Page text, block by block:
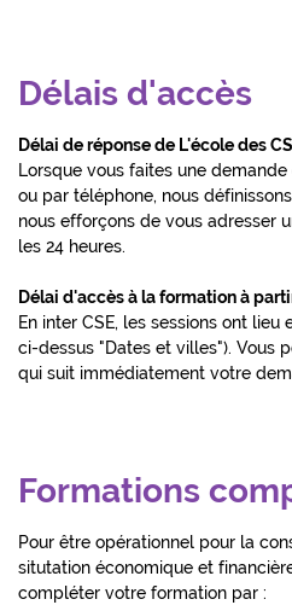
Délais d'accès
Délai de réponse de L'école des
Lorsque vous faites une
ou par téléphone, nous
nous efforçons de vous adresser
les 24 heures.
Délai d'accès à la formation à
En inter CSE, les sessions ont
ci-dessus "Dates et villes"). Vous
qui suit immédiatement votre
Formations
Pour être opérationnel pour la
situtation économique et
compléter votre formation par :